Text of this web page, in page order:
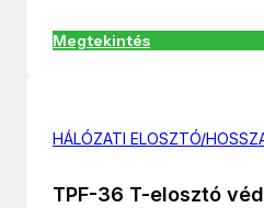
Megtekintés
HÁLÓZATI ELOSZTÓ/
TPF-36 T-elosztó